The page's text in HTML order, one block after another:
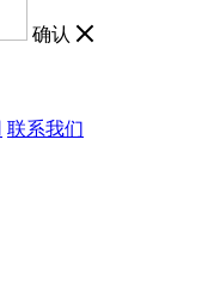
确认
联系我们